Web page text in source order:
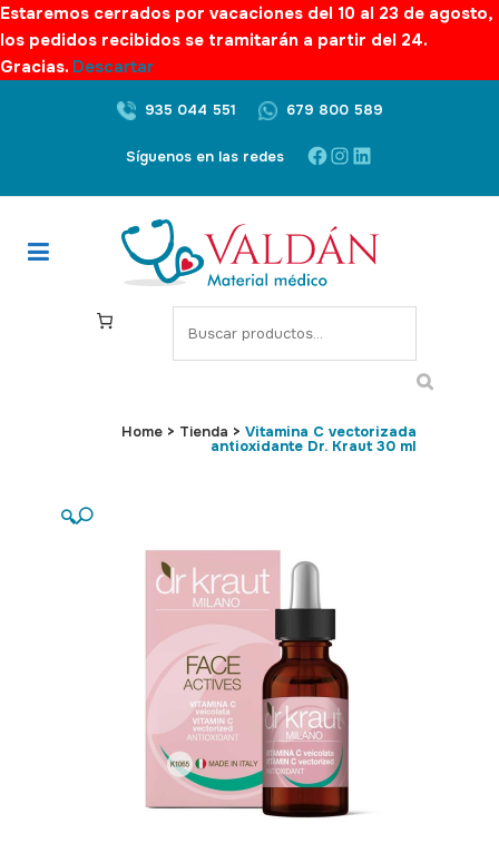
Estaremos cerrados por vacaciones del 10 al 23 de agosto,
los pedidos recibidos se tramitarán a partir del 24.
Gracias. Descartar
935 044 551 679 800 589
Síguenos en las redes Facebook
Instagram
LinkedIn
S
e
c
Home > Tienda > Vitamina C vectorizada
antioxidante Dr. Kraut 30 ml
🔍